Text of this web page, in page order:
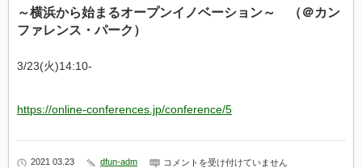
ン
ト
～横浜から始まるオープンイノベーション～ （＠カン
ファレンス・パーク）
3/23(火)14:10-
https://online-conferences.jp/conference/5
2021 03.23 dfun-adm
本
コメントを受け付けていません